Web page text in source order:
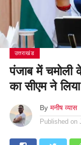
उत्तराखंड
पंजाब में
का सीएम ने
By मनीष व्यास
Published on